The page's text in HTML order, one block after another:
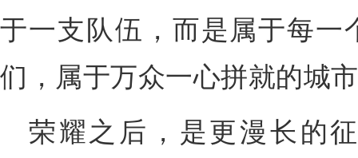
于一支队伍，而是属于每一
们，属于万众一心拼就的城
荣耀之后，是更漫长的